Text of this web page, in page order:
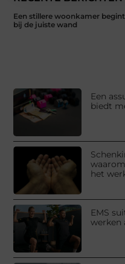
Een stillere woonkamer begint
bij de juiste wand
Een
biedt
het
EMS
werken